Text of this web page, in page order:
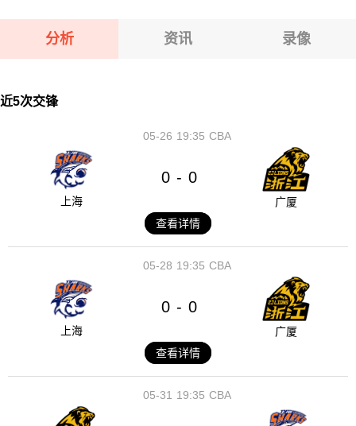
分析 资讯 录像
近5次交锋
19:35
05-26 CBA
上海
0 - 0
广厦
查看详情
19:35
05-28 CBA
上海
0 - 0
广厦
查看详情
19:35
05-31 CBA